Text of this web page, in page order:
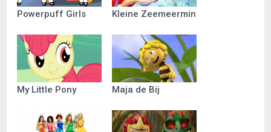
Powerpuff Girls Kleine Zeemeermin
My Little Pony Maja de Bij